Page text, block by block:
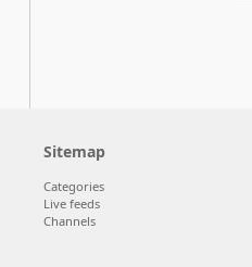
Sitemap
Categories
Live feeds
Channels